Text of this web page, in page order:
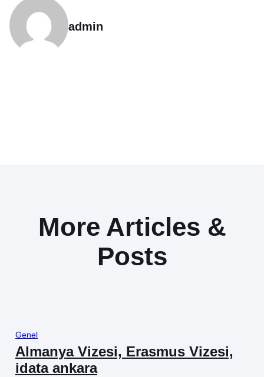
admin
More Articles &
Posts
Genel
Almanya Vizesi, Erasmus Vizesi,
idata ankara